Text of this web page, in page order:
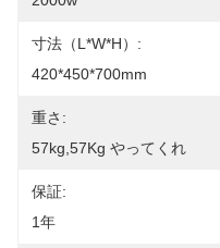
寸法（l*w*h）:
420*450*700mm
重さ:
57kg,57Kg やってくれ
保証:
1年